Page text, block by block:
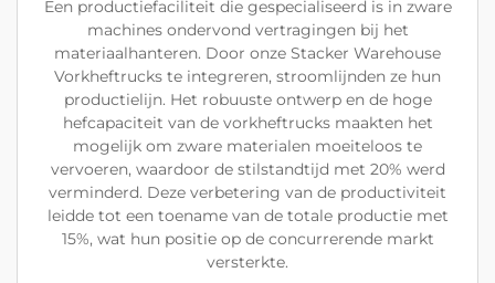
Een productiefaciliteit die gespecialiseerd is in zware
machines ondervond vertragingen bij het
materiaalhanteren. Door onze Stacker Warehouse
Vorkheftrucks te integreren, stroomlijnden ze hun
productielijn. Het robuuste ontwerp en de hoge
hefcapaciteit van de vorkheftrucks maakten het
mogelijk om zware materialen moeiteloos te
vervoeren, waardoor de stilstandtijd met 20% werd
verminderd. Deze verbetering van de productiviteit
leidde tot een toename van de totale productie met
15%, wat hun positie op de concurrerende markt
versterkte.